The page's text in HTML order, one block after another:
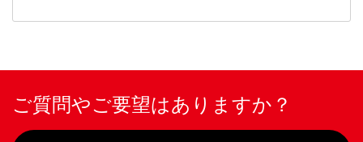
ご質問やご要望はありますか？